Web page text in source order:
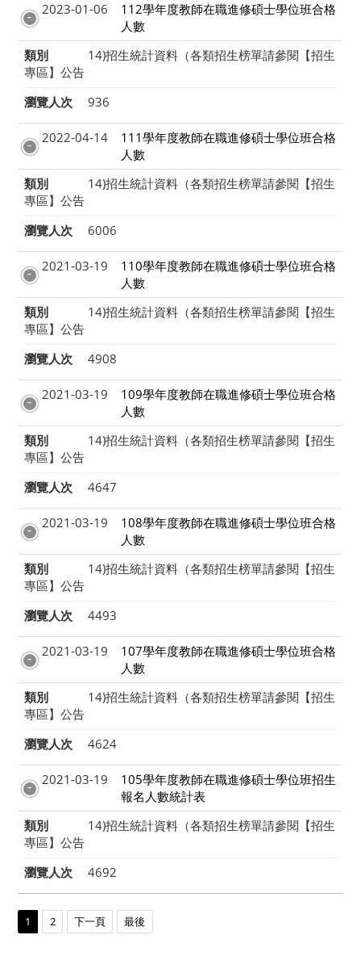
2023-01-06
112學年度教師在職進修碩士學位班合格
人數
類別
14)招生統計資料（各類招生榜單請參閱【招生
專區】公告
瀏覽人次
936
2022-04-14
111學年度教師在職進修碩士學位班合格
人數
類別
14)招生統計資料（各類招生榜單請參閱【招生
專區】公告
瀏覽人次
6006
2021-03-19
110學年度教師在職進修碩士學位班合格
人數
類別
14)招生統計資料（各類招生榜單請參閱【招生
專區】公告
瀏覽人次
4908
2021-03-19
109學年度教師在職進修碩士學位班合格
人數
類別
14)招生統計資料（各類招生榜單請參閱【招生
專區】公告
瀏覽人次
4647
2021-03-19
108學年度教師在職進修碩士學位班合格
人數
類別
14)招生統計資料（各類招生榜單請參閱【招生
專區】公告
瀏覽人次
4493
2021-03-19
107學年度教師在職進修碩士學位班合格
人數
類別
14)招生統計資料（各類招生榜單請參閱【招生
專區】公告
瀏覽人次
4624
2021-03-19
105學年度教師在職進修碩士學位班招生
報名人數統計表
類別
14)招生統計資料（各類招生榜單請參閱【招生
專區】公告
瀏覽人次
4692
1 2 下一頁 最後